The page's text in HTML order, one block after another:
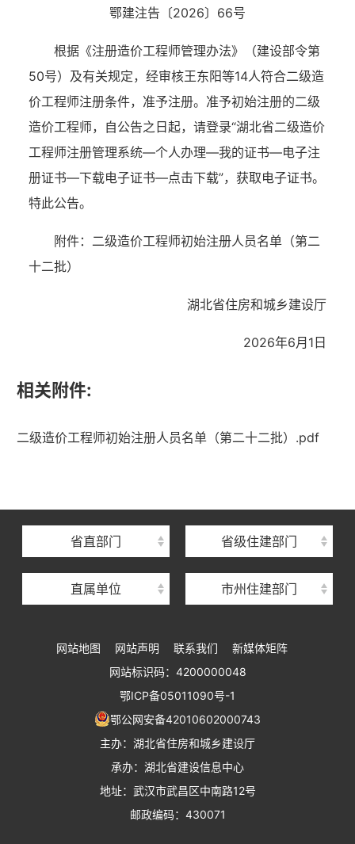
鄂建注告〔2026〕66号
根据《注册造价工程师管理办法》（建设部令第
50号）及有关规定，经审核王东阳等14人符合二级造
价工程师注册条件，准予注册。准予初始注册的二级
造价工程师，自公告之日起，请登录“湖北省二级造价
工程师注册管理系统—个人办理—我的证书—电子注
册证书—下载电子证书—点击下载”，获取电子证书。
特此公告。
附件：二级造价工程师初始注册人员名单（第二
十二批）
湖北省住房和城乡建设厅
2026年6月1日
相关附件:
二级造价工程师初始注册人员名单（第二十二批）.pdf
省直部门 省级住建部门
直属单位
湖北省住建厅机关后勤服务中心
湖北省住房保障中心
湖北省建设工程质量安全监督总站
湖北省建设工程标准定额管理总站
湖北省住建厅执业资格注册中心
湖北省城乡建设发展中心
湖北城市建设职业技术学院
市州住建部门
网站地图 网站声明 联系我们
新媒体矩阵
网站标识码：4200000048
鄂ICP备05011090号-1
鄂公网安备42010602000743
主办：湖北省住房和城乡建设厅
承办：湖北省建设信息中心
地址：武汉市武昌区中南路12号
邮政编码：430071